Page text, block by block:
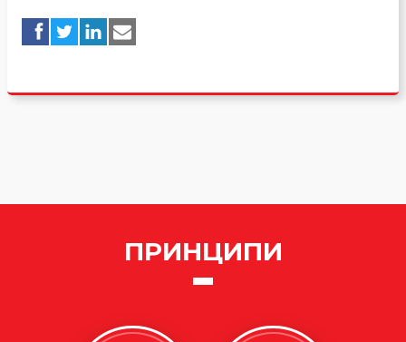
ПРИНЦИПИ